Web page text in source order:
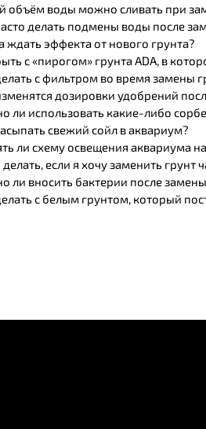
объём воды можно сливать при
делать подмены воды после
ждать эффекта от нового грунта?
с «пирогом» грунта ADA, в
с фильтром во время замены
дозировки удобрений
ли использовать какие-либо
свежий сойл в аквариум?
ли схему освещения аквариума
делать, если я хочу заменить
ли вносить бактерии после
с белым грунтом, который